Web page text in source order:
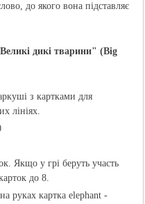
до якого вона підставляє
дикі тварини" (Big
з картками для
лініях.
Якщо у грі беруть участь
до 8.
руках картка elephant -